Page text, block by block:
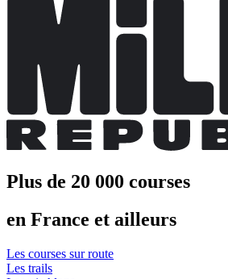
Plus de 20 000 courses
en France et ailleurs
Les courses sur route
Les trails